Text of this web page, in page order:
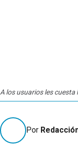
A los usuarios les
Por